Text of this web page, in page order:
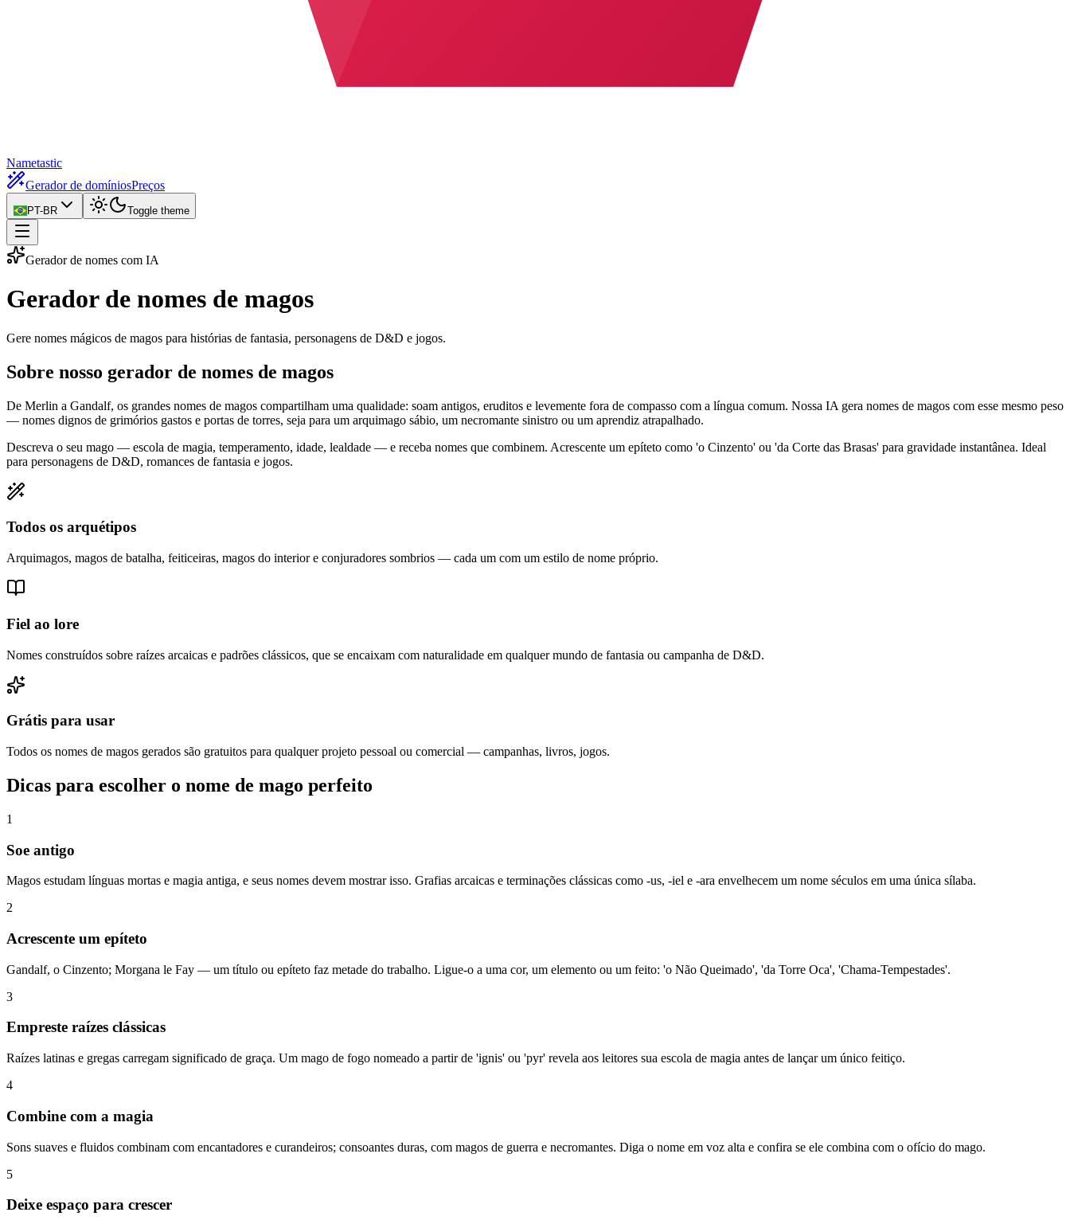
Nametastic
Gerador de domíniosPreços
PT-BR Toggle theme
Gerador de nomes com IA
Gerador de nomes de magos
Gere nomes mágicos de magos para histórias de fantasia, personagens de D&D e jogos.
Sobre nosso gerador de nomes de magos
De Merlin a Gandalf, os grandes nomes de magos compartilham uma qualidade: soam antigos, eruditos e levemente fora de compasso com a língua comum. Nossa IA gera nomes de magos com esse mesmo peso
— nomes dignos de grimórios gastos e portas de torres, seja para um arquimago sábio, um necromante sinistro ou um aprendiz atrapalhado.
Descreva o seu mago — escola de magia, temperamento, idade, lealdade — e receba nomes que combinem. Acrescente um epíteto como 'o Cinzento' ou 'da Corte das Brasas' para gravidade instantânea. Ideal
para personagens de D&D, romances de fantasia e jogos.
Todos os arquétipos
Arquimagos, magos de batalha, feiticeiras, magos do interior e conjuradores sombrios — cada um com um estilo de nome próprio.
Fiel ao lore
Nomes construídos sobre raízes arcaicas e padrões clássicos, que se encaixam com naturalidade em qualquer mundo de fantasia ou campanha de D&D.
Grátis para usar
Todos os nomes de magos gerados são gratuitos para qualquer projeto pessoal ou comercial — campanhas, livros, jogos.
Dicas para escolher o nome de mago perfeito
1
Soe antigo
Magos estudam línguas mortas e magia antiga, e seus nomes devem mostrar isso. Grafias arcaicas e terminações clássicas como -us, -iel e -ara envelhecem um nome séculos em uma única sílaba.
2
Acrescente um epíteto
Gandalf, o Cinzento; Morgana le Fay — um título ou epíteto faz metade do trabalho. Ligue-o a uma cor, um elemento ou um feito: 'o Não Queimado', 'da Torre Oca', 'Chama-Tempestades'.
3
Empreste raízes clássicas
Raízes latinas e gregas carregam significado de graça. Um mago de fogo nomeado a partir de 'ignis' ou 'pyr' revela aos leitores sua escola de magia antes de lançar um único feitiço.
4
Combine com a magia
Sons suaves e fluidos combinam com encantadores e curandeiros; consoantes duras, com magos de guerra e necromantes. Diga o nome em voz alta e confira se ele combina com o ofício do mago.
5
Deixe espaço para crescer